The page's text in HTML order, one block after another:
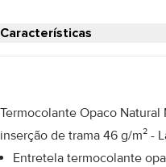
Características
Termocolante Opaco
inserção de trama 46 g/m² -
Entretela termocolante